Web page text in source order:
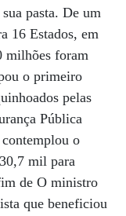
pasta. De um
16 Estados, em
milhões foram
o primeiro
pelas
Pública
o
mil para
de O ministro
que beneficiou